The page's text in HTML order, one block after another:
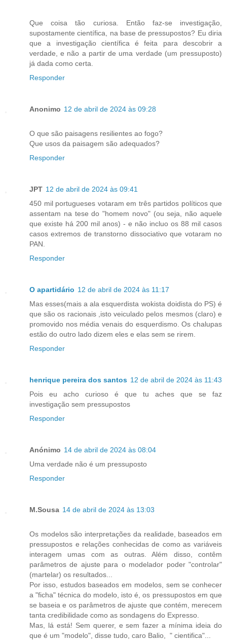
Que coisa tão curiosa. Então faz-se investigação,
supostamente científica, na base de pressupostos? Eu diria
que a investigação científica é feita para descobrir a
verdade, e não a partir de uma verdade (um pressuposto)
já dada como certa.
Responder
Anonimo 12 de abril de 2024 às 09:28
O que são paisagens resilientes ao fogo?
Que usos da paisagem são adequados?
Responder
JPT 12 de abril de 2024 às 09:41
450 mil portugueses votaram em três partidos políticos que
assentam na tese do "homem novo" (ou seja, não aquele
que existe há 200 mil anos) - e não incluo os 88 mil casos
casos extremos de transtorno dissociativo que votaram no
PAN.
Responder
O apartidário 12 de abril de 2024 às 11:17
Mas esses(mais a ala esquerdista wokista doidista do PS) é
que são os racionais ,isto veiculado pelos mesmos (claro) e
promovido nos média venais do esquerdismo. Os chalupas
estão do outro lado dizem eles e elas sem se rirem.
Responder
henrique pereira dos santos 12 de abril de 2024 às 11:43
Pois eu acho curioso é que tu aches que se faz
investigação sem pressupostos
Responder
Anónimo 14 de abril de 2024 às 08:04
Uma verdade não é um pressuposto
Responder
M.Sousa 14 de abril de 2024 às 13:03
Os modelos são interpretações da realidade, baseados em
pressupostos e relações conhecidas de como as variáveis
interagem umas com as outras. Além disso, contêm
parâmetros de ajuste para o modelador poder "controlar"
(martelar) os resultados...
Por isso, estudos baseados em modelos, sem se conhecer
a "ficha" técnica do modelo, isto é, os pressupostos em que
se baseia e os parâmetros de ajuste que contém, merecem
tanta credibilidade como as sondagens do Expresso.
Mas, lá está! Sem querer, e sem fazer a mínima ideia do
que é um "modelo", disse tudo, caro Balio, " cientifica"...